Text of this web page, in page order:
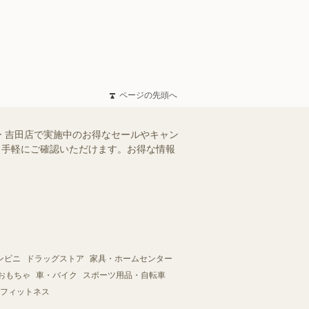
ページの先頭へ
田店で実施中のお得なセールやキャン
軽にご確認いただけます。お得な情報
ビニ ドラッグストア
家具・ホームセンター
もちゃ 車・バイク
スポーツ用品・自転車
ィットネス